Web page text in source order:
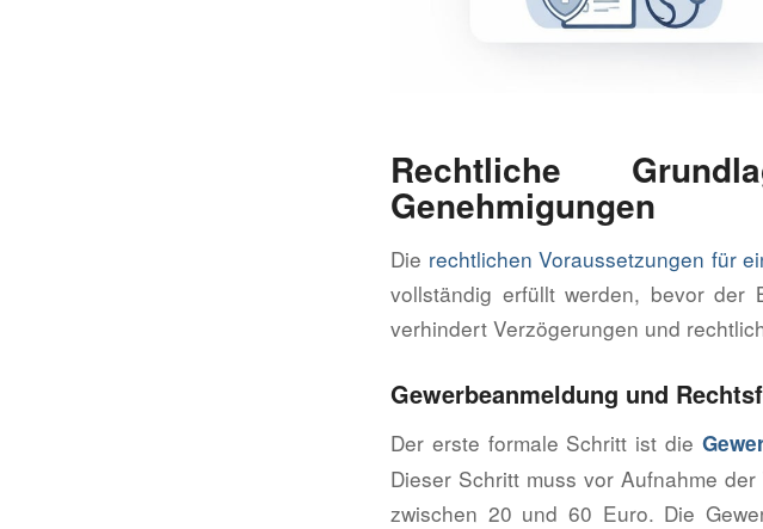
Rechtliche
Genehmigungen
Die rechtlichen Voraussetzungen für
vollständig erfüllt werden, bevor der
verhindert Verzögerungen und
Gewerbeanmeldung und
Der erste formale Schritt ist die
Dieser Schritt muss vor Aufnahme
zwischen 20 und 60 Euro. Die